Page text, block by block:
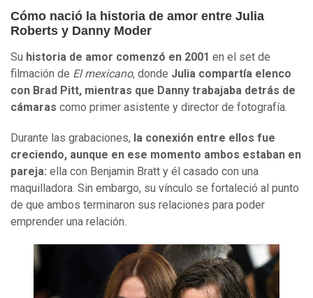
Cómo nació la historia de amor entre Julia
Roberts y Danny Moder
Su historia de amor comenzó en 2001 en el set de
filmación de El mexicano, donde Julia compartía elenco
con Brad Pitt, mientras que Danny trabajaba detrás de
cámaras como primer asistente y director de fotografía.
Durante las grabaciones, la conexión entre ellos fue
creciendo, aunque en ese momento ambos estaban en
pareja: ella con Benjamin Bratt y él casado con una
maquilladora. Sin embargo, su vínculo se fortaleció al punto
de que ambos terminaron sus relaciones para poder
emprender una relación.